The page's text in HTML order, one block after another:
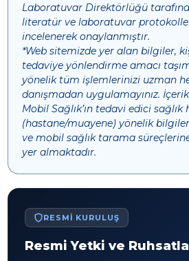
Laboratuvar Direktörlüğü
literatür ve laboratuvar protokolleri
incelenerek onaylanmıştır.
*Web sitemizde yer alan bilgiler,
tedaviye yönlendirme amacı
yönelik tüm işlemlerinizi uzman
danışmadan uygulamayınız.
Mobil Sağlık’ın tedavi edici
(hastane/muayene) yönelik
ve mobil sağlık tarama
yer almaktadır.
RESMI KURULUŞ
Resmi Yetki ve